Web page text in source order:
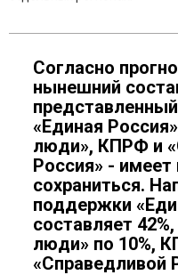
Согласно
нынешний
«Единая
люди», КПРФ и
Россия» -
сохраниться.
поддержки
составляет
люди» по 10%,
«Справедливой